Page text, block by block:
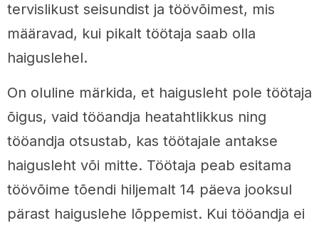
tervislikust seisundist ja töövõimest, mis
määravad, kui pikalt töötaja saab olla
haiguslehel.
On oluline märkida, et haigusleht pole töötaja
õigus, vaid tööandja heatahtlikkus ning
tööandja otsustab, kas töötajale antakse
haigusleht või mitte. Töötaja peab esitama
töövõime tõendi hiljemalt 14 päeva jooksul
pärast haiguslehe lõppemist. Kui tööandja ei